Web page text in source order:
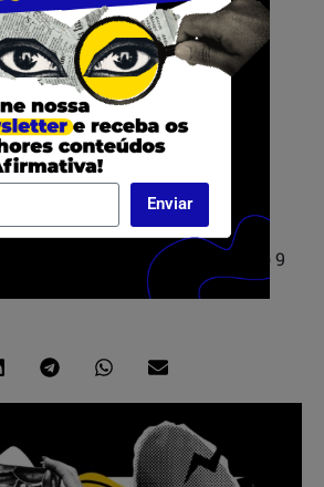
do livro Águas d’ilê
às 19h
cristianesobral
40 – pedido de compras
ou pelo whatsapp (61) 9
9 9294-5511 (Alyne Lima)
Enviar